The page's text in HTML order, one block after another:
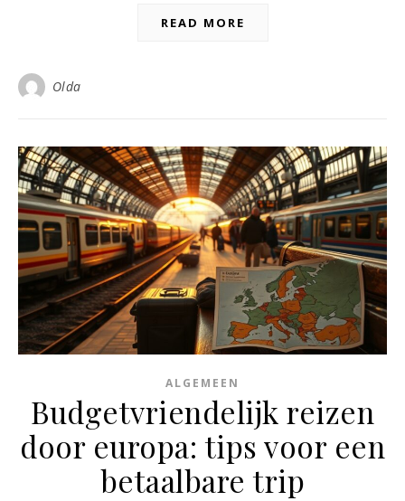
READ MORE
Olda
ALGEMEEN
Budgetvriendelijk reizen
door europa: tips voor een
betaalbare trip